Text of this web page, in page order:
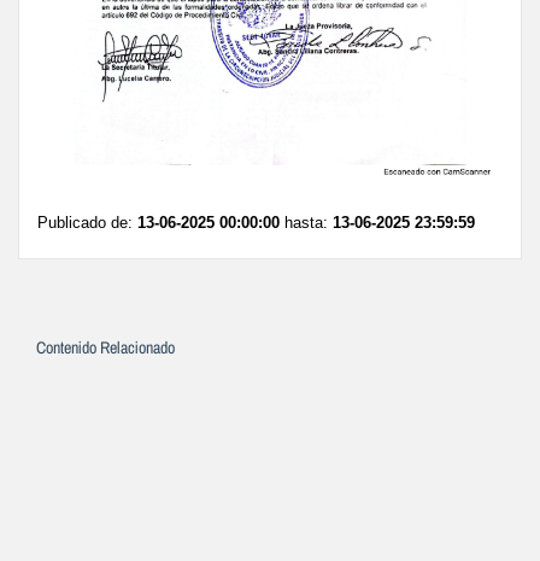
Publicado de: 13-06-2025 00:00:00 hasta: 13-06-2025 23:59:59
Contenido Relacionado